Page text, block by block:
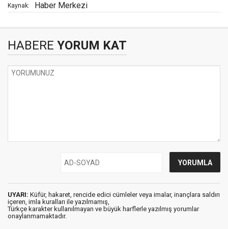
Kaynak: Haber Merkezi
HABERE YORUM KAT
UYARI: Küfür, hakaret, rencide edici cümleler veya imalar, inançlara saldırı
içeren, imla kuralları ile yazılmamış,
Türkçe karakter kullanılmayan ve büyük harflerle yazılmış yorumlar
onaylanmamaktadır.